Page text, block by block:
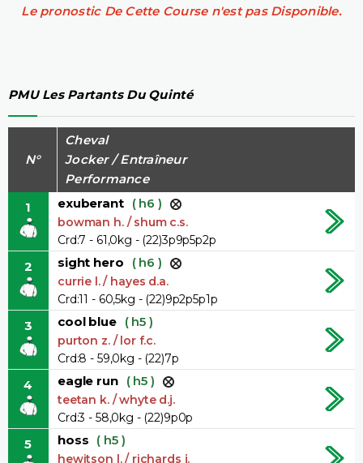
Le pronostic De Cette Course n'est pas Disponible.
PMU Les Partants Du Quinté
N°
Cheval
Jocker / Entraîneur
Performance
1
exuberant ( h6 )
bowman h. / shum c.s.
Crd:7 - 61,0kg - (22)3p9p5p2p
2 sight hero ( h6 )
currie l. / hayes d.a.
Crd:11 - 60,5kg - (22)9p2p5p1p
3 cool blue ( h5 )
purton z. / lor f.c.
Crd:8 - 59,0kg - (22)7p
4 eagle run ( h5 )
teetan k. / whyte d.j.
Crd:3 - 58,0kg - (22)9p0p
5 hoss ( h5 )
hewitson l. / richards j.